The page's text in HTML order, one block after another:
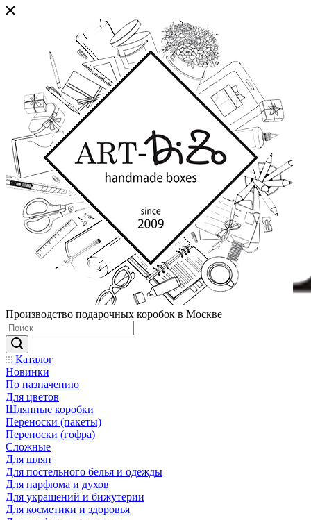
Производство подарочных коробок в Москве
Каталог
Новинки
По назначению
Для цветов
Шляпные коробки
Переноски (пакеты)
Переноски (гофра)
Сложные
Для шляп
Для постельного белья и одежды
Для парфюма и духов
Для украшений и бижутерии
Для косметики и здоровья